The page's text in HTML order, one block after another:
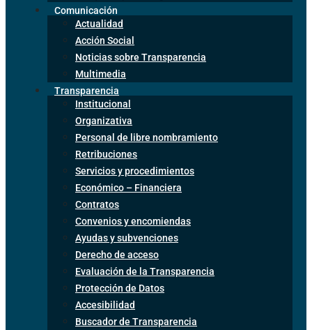
Comunicación
Actualidad
Acción Social
Noticias sobre Transparencia
Multimedia
Transparencia
Institucional
Organizativa
Personal de libre nombramiento
Retribuciones
Servicios y procedimientos
Económico – Financiera
Contratos
Convenios y encomiendas
Ayudas y subvenciones
Derecho de acceso
Evaluación de la Transparencia
Protección de Datos
Accesibilidad
Buscador de Transparencia